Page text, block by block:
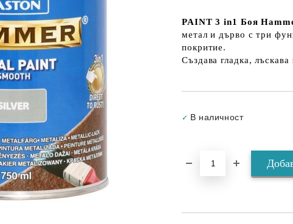
PAINT 3 in1 Боя
метал и дърво с три
покритие.
Създава гладка,
✓ В наличност